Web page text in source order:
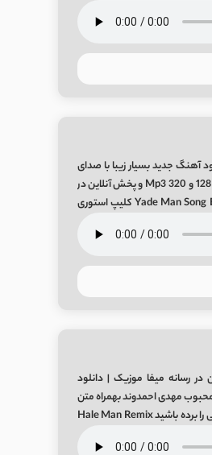
آهنگ جدید بسیار زیبا با صدای
هنرمند مهدی احمدوند به نام یاد من ♪♪ با متن دو کیفیت 128 و 320 Mp3 و پخش آنلاین در
میفا موزیک Yade Man Song By Mehdi Ahmadvand From Mifa-Music کلیپ استوری
رسانه میفا موزیک | دانلود
مهدی احمدوند بهمراه متن
و دو کیفیت 320 و 128 فراهم کرده ایم، امیدواریم لذت کافی را برده باشید Hale Man Remix